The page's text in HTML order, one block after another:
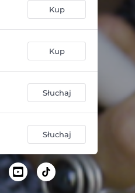
Kup
Kup
Słuchaj
Słuchaj